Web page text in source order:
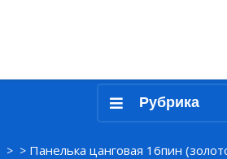
Рубрика
> > Панелька цанговая 16пин